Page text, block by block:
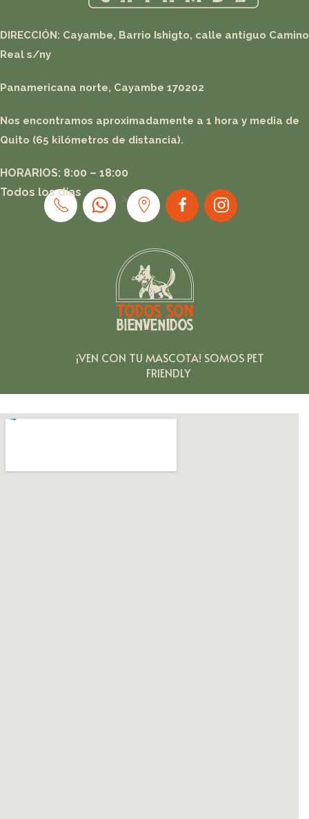
DIRECCIÓN: Cayambe, Barrio Ishigto, calle antiguo Camino
Real s/ny
Panamericana norte, Cayambe 170202
Nos encontramos aproximadamente a 1 hora y media de
Quito (65 kilómetros de distancia).
HORARIOS: 8:00 – 18:00
Todos los días
>
¡VEN CON TU MASCOTA! SOMOS PET
FRIENDLY